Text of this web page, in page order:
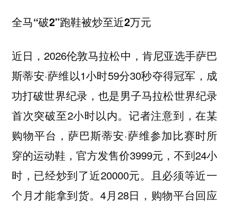
全马“破2”跑鞋被炒至近2万元
近日，2026伦敦马拉松中，肯尼亚选手萨巴
斯蒂安·萨维以1小时59分30秒夺得冠军，成
功打破世界纪录，也是男子马拉松世界纪录
首次突破至2小时以内。记者注意到，在某
购物平台，萨巴斯蒂安·萨维参加比赛时所
穿的运动鞋，官方发售价3999元，不到24小
时，已经炒到了近20000元。且必须等近一
个月才能拿到货。4月28日，购物平台回应